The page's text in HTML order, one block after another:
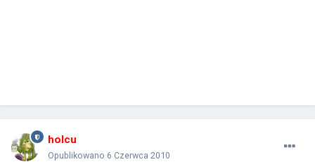
holcu
Opublikowano 6 Czerwca 2010